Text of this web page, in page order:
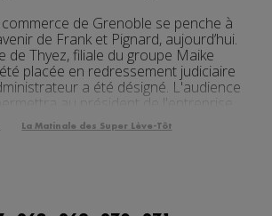
de Grenoble se penche à
de Frank et Pignard, aujourd’hui.
de Thyez, filiale du groupe Maike
placée en redressement judiciaire
a été désigné. L'audience
au président de l'entreprise,
de présenter son plan d'action pour
sauver l'usine.
La Matinale des Super Lève-Tôt